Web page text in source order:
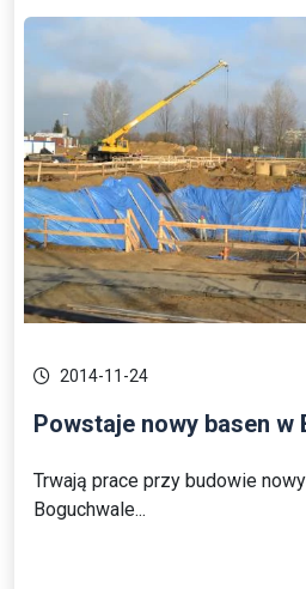
2014-11-24
Powstaje nowy basen w
Trwają prace przy budowie
Boguchwale...